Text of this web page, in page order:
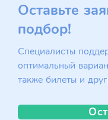
Оставьте
подбор!
Специалисты
оптимальный
также билеты и